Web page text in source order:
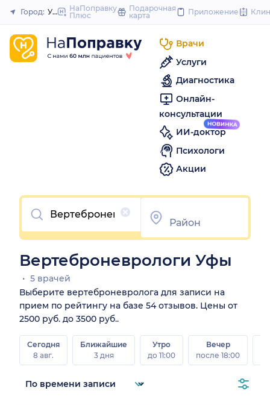
to
Закрыть
Город: Уфа
НаПоправку
Плюс
Подарочная
карта
Приложение
Врачи
Услуги
Диагностика
Онлайн-
консультации
ИИ-доктор
Психологи
Акции
Очистить
Вертеброневрологи Уфы
5 врачей
Выберите вертеброневролога для записи на
прием по рейтингу на базе 54 отзывов. Цены от
2500 руб. до 3500 руб..
Сегодня
8 авг.
Ближайшие
3 дня
Утро
до 11:00
Вечер
после 18:00